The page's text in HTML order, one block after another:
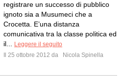
registrare un successo di pubblico
ignoto sia a Musumeci che a
Crocetta. E’una distanza
comunicativa tra la classe politica ed
il...
Leggere il seguito
Il 25 ottobre 2012 da
Nicola Spinella